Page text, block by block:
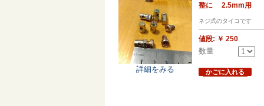
詳細をみる
整に 2.5mm用
ネジ式のタイコです
値段: ￥ 250
数量
かごに入れる